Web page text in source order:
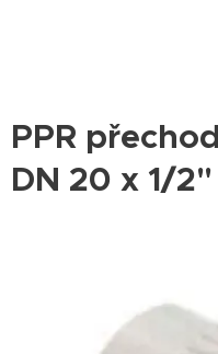
PPR
DN 20 x 1/2"